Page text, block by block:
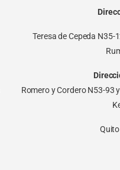
Teresa de Cepeda N35-
Romero y Cordero N53-93